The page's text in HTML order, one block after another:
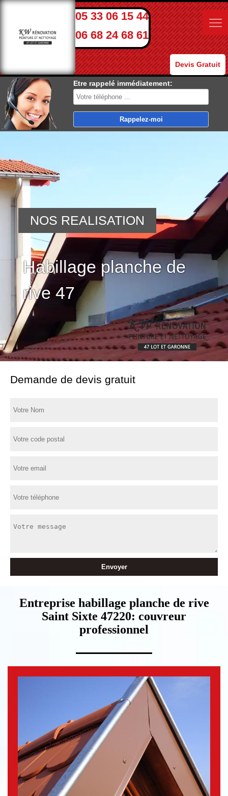
05 33 06 15 44
06 68 24 68 61
Devis Gratuit
Etre rappelé immédiatement:
Habillage planche de
rive 47
NOS REALISATION
Demande de devis gratuit
Entreprise habillage planche de rive
Saint Sixte 47220: couvreur
professionnel